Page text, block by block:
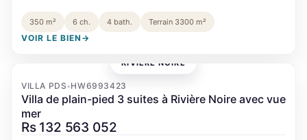
350 m² 6 ch. 4 bath. Terrain 3300 m²
VOIR LE BIEN →
RIVIÈRE NOIRE
VILLA PDS•HW6993423
Villa de plain-pied 3 suites à Rivière Noire avec vue
mer
Rs 132 563 052